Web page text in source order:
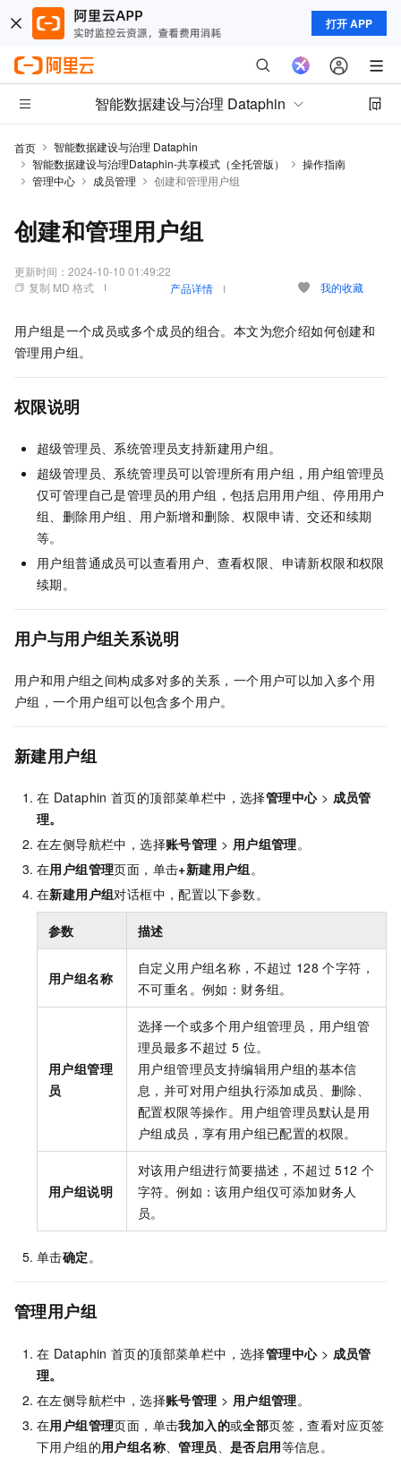
打开 APP
智能数据建设与治理 Dataphin
首页
智能数据建设与治理 Dataphin
智能数据建设与治理Dataphin-共享模式（全托管版）
操作指南
管理中心
成员管理 创建和管理用户组
创建和管理用户组
更新时间： 2024-10-10 01:49:22
复制 MD 格式
产品详情 我的收藏
用户组是一个成员或多个成员的组合。本文为您介绍如何创建和
管理用户组。
权限说明
超级管理员、系统管理员支持新建用户组。
超级管理员、系统管理员可以管理所有用户组，用户组管理员
仅可管理自己是管理员的用户组，包括启用用户组、停用用户
组、删除用户组、用户新增和删除、权限申请、交还和续期
等。
用户组普通成员可以查看用户、查看权限、申请新权限和权限
续期。
用户与用户组关系说明
用户和用户组之间构成多对多的关系，一个用户可以加入多个用
户组，一个用户组可以包含多个用户。
新建用户组
在 Dataphin 首页的顶部菜单栏中，选择管理中心> 成员管
理。
在左侧导航栏中，选择账号管理 > 用户组管理。
在用户组管理页面，单击+新建用户组。
在新建用户组对话框中，配置以下参数。
参数 描述
用户组名称
自定义用户组名称，不超过 128 个字符，
不可重名。例如：财务组。
用户组管理
员
选择一个或多个用户组管理员，用户组管
理员最多不超过 5 位。
用户组管理员支持编辑用户组的基本信
息，并可对用户组执行添加成员、删除、
配置权限等操作。用户组管理员默认是用
户组成员，享有用户组已配置的权限。
用户组说明
对该用户组进行简要描述，不超过 512 个
字符。例如：该用户组仅可添加财务人
员。
单击确定。
管理用户组
在 Dataphin 首页的顶部菜单栏中，选择管理中心> 成员管
理。
在左侧导航栏中，选择账号管理 > 用户组管理。
在用户组管理页面，单击我加入的或全部页签，查看对应页签
下用户组的用户组名称 、管理员 、是否启用等信息。